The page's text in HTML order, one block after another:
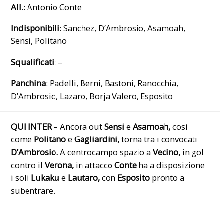
All.: Antonio Conte
Indisponibili: Sanchez, D’Ambrosio, Asamoah,
Sensi, Politano
Squalificati: –
Panchina: Padelli, Berni, Bastoni, Ranocchia,
D’Ambrosio, Lazaro, Borja Valero, Esposito
QUI INTER– Ancora outSensi eAsamoah,cosi
come PolitanoeGagliardini,torna tra i convocati
D’Ambrosio.A centrocampo spazio aVecino, in gol
contro ilVerona, in attaccoConte ha a disposizione
i soli Lukaku e Lautaro,con Esposito pronto a
subentrare.